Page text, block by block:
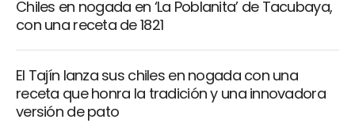
Chiles en nogada en ‘La Poblanita’ de Tacubaya,
con una receta de 1821
El Tajín lanza sus chiles en nogada con una
receta que honra la tradición y una innovadora
versión de pato